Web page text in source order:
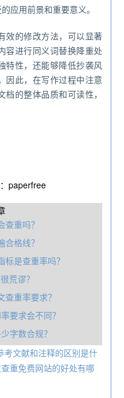
应用前景和重要意义。
效的修改方法，可以显著
容进行同义词替换降重处
特性，还能够降低抄袭风
因此，在写作过程中注意
的整体品质和可读性，
paperfree
重吗？
格线？
是查重率吗？
荒谬？
重率要求？
要求会不同？
字数合规？
文献和注释的区别是什
重免费网站的好处有哪